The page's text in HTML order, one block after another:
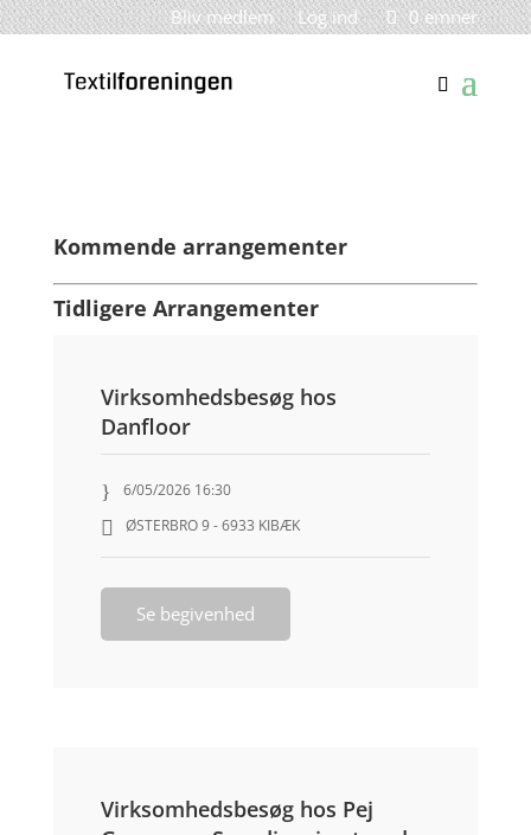
Bliv medlem Log ind 0 emner
Kommende arrangementer
Tidligere Arrangementer
Virksomhedsbesøg hos
Danfloor
6/05/2026 16:30
ØSTERBRO 9 - 6933 KIBÆK
Se begivenhed
Virksomhedsbesøg hos Pej